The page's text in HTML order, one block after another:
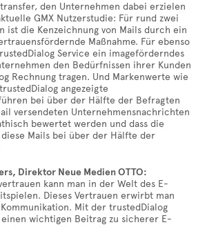
den Unternehmen dabei erzielen
GMX Nutzerstudie: Für rund zwei
ist die Kenzeichnung von Mails durch ein
Maßnahme. Für ebenso
Service ein imageförderndes
den Bedürfnissen ihrer Kunden
Rechnung tragen. Und Markenwerte wie
angezeigte
bei über der Hälfte der Befragten
versendeten Unternehmensnachrichten
bewertet werden und dass die
Mails bei über der Hälfte der
Direktor Neue Medien OTTO:
kann man in der Welt des E-
Dieses Vertrauen erwirbt man
Mit der trustedDialog
wichtigen Beitrag zu sicherer E-